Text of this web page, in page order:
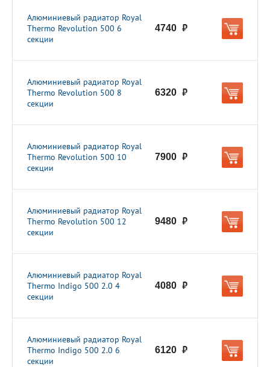
Алюминиевый радиатор Royal
Thermo Revolution 500 6
секции
4740 руб.
Алюминиевый радиатор Royal
Thermo Revolution 500 8
секции
6320 руб.
Алюминиевый радиатор Royal
Thermo Revolution 500 10
секции
7900 руб.
Алюминиевый радиатор Royal
Thermo Revolution 500 12
секции
9480 руб.
Алюминиевый радиатор Royal
Thermo Indigo 500 2.0 4
секции
4080 руб.
Алюминиевый радиатор Royal
Thermo Indigo 500 2.0 6
секции
6120 руб.